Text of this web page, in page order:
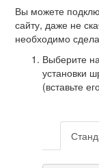
Вы можете
сайту, даже не
необходимо
Выберите
установки
(вставьте